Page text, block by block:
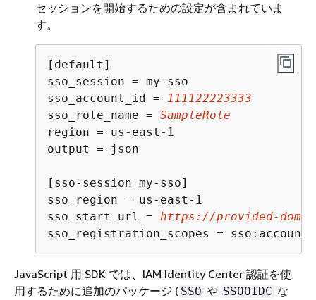
セッションを開始するための設定が含まれていま
す。
[default]
sso_session = my-sso
sso_account_id = 111122223333
sso_role_name = SampleRole
region = us-east-1
output = json
[sso-session my-sso]
sso_region = us-east-1
sso_start_url = https://provided-
sso_registration_scopes =
JavaScript 用 SDK では、IAM Identity Center 認証を使
用するために追加のパッケージ ( SSO や SSOOIDC な